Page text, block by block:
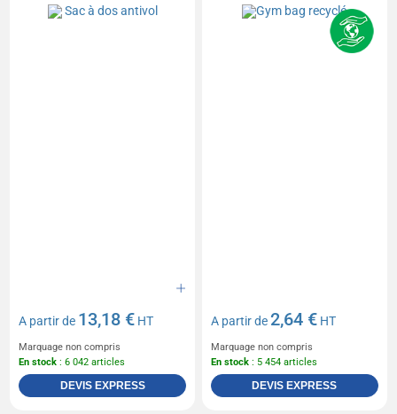
A partir de 13,18 € HT
Marquage non compris
En stock : 6 042 articles
DEVIS EXPRESS
A partir de2,64 € HT
Marquage non compris
En stock : 5 454 articles
DEVIS EXPRESS